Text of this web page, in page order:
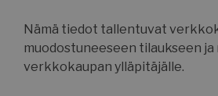
Nämä tiedot tallentuvat
muodostuneeseen tilaukseen ja
verkkokaupan ylläpitäjälle.